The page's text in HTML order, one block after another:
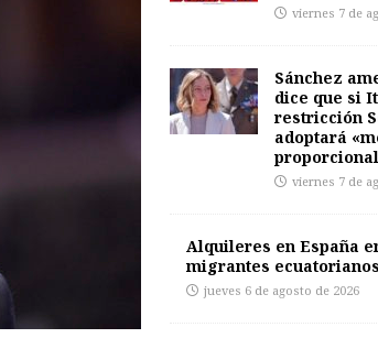
viernes 7 de
Sánchez
dice que si
restricción
adoptará
viernes 7 de
Alquileres en España
migrantes
jueves 6 de agosto de 2026